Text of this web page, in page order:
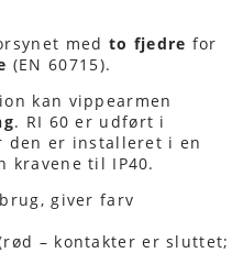
med to fjedre for
(EN 60715).
kan vippearmen
. RI 60 er udført i
den er installeret i en
kravene til IP40.
giver farv
– kontakter er sluttet;